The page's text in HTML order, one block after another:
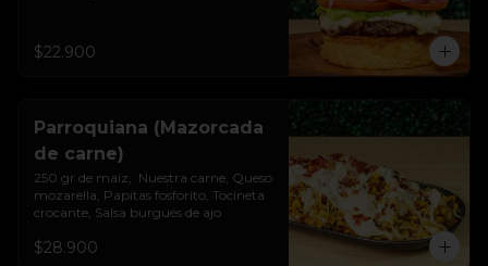
$22.900
Parroquiana (Mazorcada
de carne)
250 gr de maíz,  Nuestra carne, Queso
mozarella, Papitas fosforito, Tocineta
crocante, Salsa burgués de ajo
$28.900